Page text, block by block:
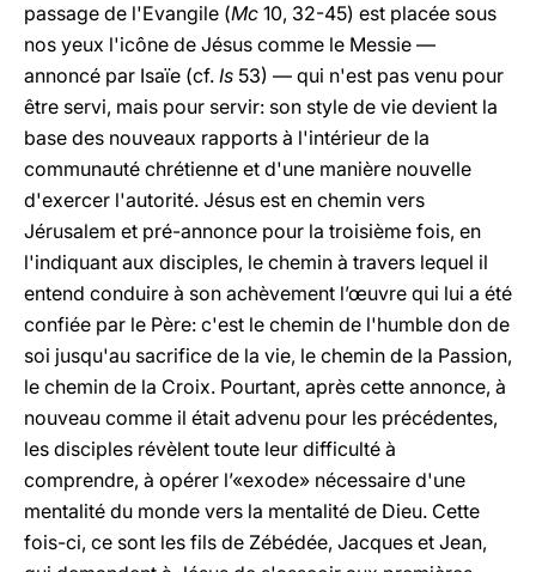
passage de l'Evangile (Mc 10, 32-45) est placée sous
nos yeux l'icône de Jésus comme le Messie —
annoncé par Isaïe (cf. Is 53) — qui n'est pas venu pour
être servi, mais pour servir: son style de vie devient la
base des nouveaux rapports à l'intérieur de la
communauté chrétienne et d'une manière nouvelle
d'exercer l'autorité. Jésus est en chemin vers
Jérusalem et pré-annonce pour la troisième fois, en
l'indiquant aux disciples, le chemin à travers lequel il
entend conduire à son achèvement l’œuvre qui lui a été
confiée par le Père: c'est le chemin de l'humble don de
soi jusqu'au sacrifice de la vie, le chemin de la Passion,
le chemin de la Croix. Pourtant, après cette annonce, à
nouveau comme il était advenu pour les précédentes,
les disciples révèlent toute leur difficulté à
comprendre, à opérer l’«exode» nécessaire d'une
mentalité du monde vers la mentalité de Dieu. Cette
fois-ci, ce sont les fils de Zébédée, Jacques et Jean,